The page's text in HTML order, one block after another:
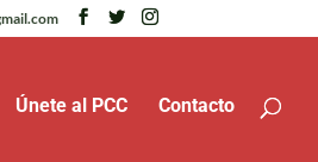
Únete al PCC Contacto